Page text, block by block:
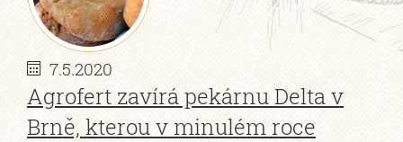
7.5.2020
Agrofert zavírá pekárnu Delta v
Brně, kterou v minulém roce